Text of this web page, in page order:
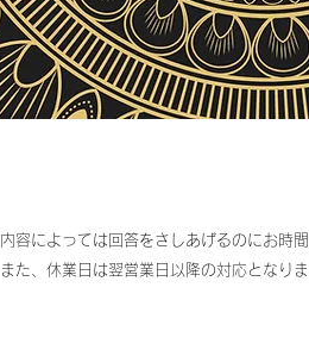
内容によっては回答をさしあげるのにお時
また、休業日は翌営業日以降の対応となり